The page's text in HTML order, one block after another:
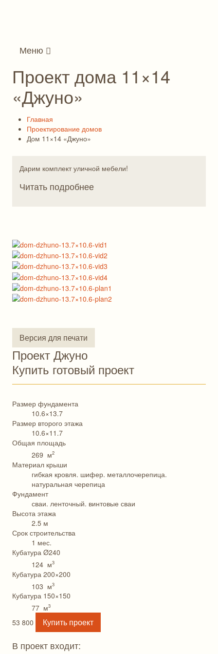
Меню
Проект дома 11×14
«Джуно»
Главная
Проектирование домов
Дом 11×14 «Джуно»
Дарим комплект уличной мебели!
Читать подробнее
Версия для печати
Проект Джуно
Купить готовый проект
Размер фундамента
10.6×13.7
Размер второго этажа
10.6×11.7
Общая площадь
269 м2
Материал крыши
гибкая кровля. шифер. металлочерепица.
натуральная черепица
Фундамент
сваи. ленточный. винтовые сваи
Высота этажа
2.5 м
Срок строительства
1 мес.
Кубатура Ø240
124 м3
Кубатура 200×200
103 м3
Кубатура 150×150
77 м3
53 800 Купить проект
В проект входит: